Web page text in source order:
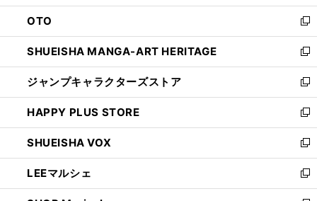
ウ
で
開
く
ン
ド
ウ
で
開
く
OTO
新
し
い
ウ
ィ
ン
ド
ウ
で
開
く
SHUEISHA MANGA-ART HERITAGE
新
し
い
ウ
ィ
ン
ド
ウ
で
開
ジャンプキャラクターズストア
新
し
い
ウ
ィ
ン
ド
ウ
HAPPY PLUS STORE
新
し
い
ウ
ィ
ン
SHUEISHA VOX
新
し
い
ウ
LEEマルシェ
新
し